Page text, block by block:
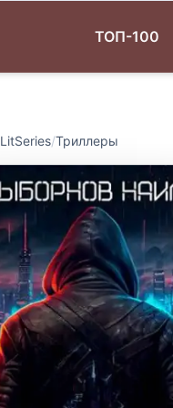
ТОП-100
LitSeries/Триллеры